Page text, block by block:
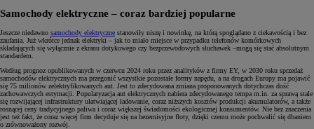
Samochody elektryczne – coraz bardziej popularne
Jeszcze niedawno samochody elektryczne stanowiły niszę i nowinkę, na którą spoglądano z ciekawością i bez
zaufania. Już wkrótce jednak elektryki – jak to miało miejsce w przypadku telefonów komórkowych
składających się wyłącznie z ekranu dotykowego czy bezprzewodowych słuchawek –mogą się stać absolutnym
standardem.
Według prognoz opublikowanych w czerwcu 2024 roku przez analityków z firmy EY, w 2030 roku sprzedaż
samochodów elektrycznych ma przegonić wszystkie pozostałe formy napędu, a na drogach Europy ma pojawić
się 75 milionów zelektryfikowanych aut. Jest to zdecydowana zmiana proponowanych dotychczas dość
zachowawczych estymacji. Popularyzacja aut elektrycznych nabiera zdecydowanego tempa m.in. za sprawą stale
się rozwijającej infrastruktury ułatwiającej ładowanie, coraz niższych kosztów produkcji akumulatorów, a także
rosnącej ceny tradycyjnego paliwa i coraz większej świadomości ekologicznej konsumentów. Nie bez znaczenia
jest też fakt, że coraz więcej firm decyduje się na bezemisyjne floty, dzięki czemu może pochwalić się dbaniem
o zrównoważony rozwój.